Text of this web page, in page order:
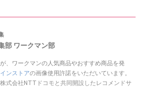
部 ワークマン部
、ワークマンの人気商品やおすすめ商品を発
ンストアの画像使用許諾をいただいています。
式会社NTTドコモと共同開設したレコメンドサ